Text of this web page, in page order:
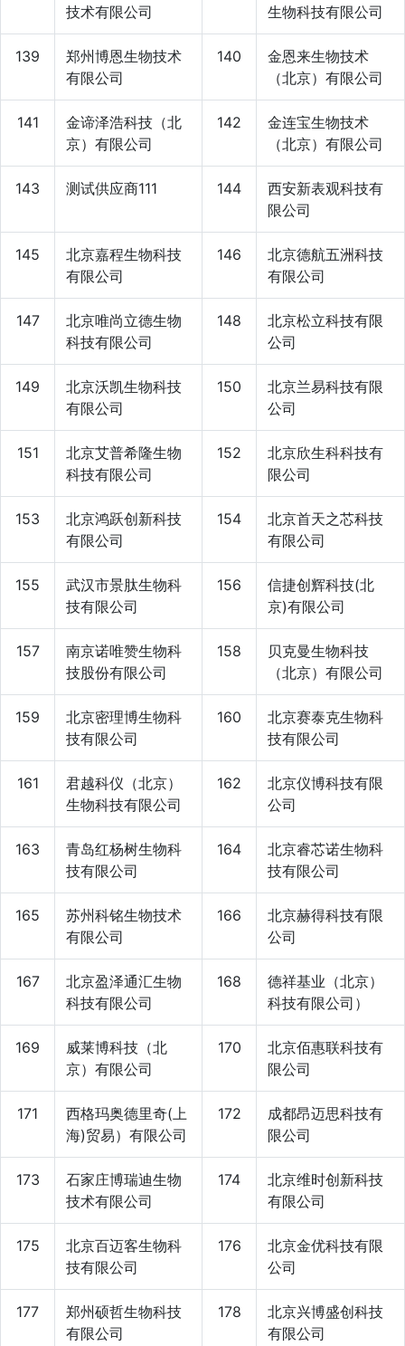
技术有限公司
生物科技有限公司
139
郑州博恩生物技术
有限公司
140
金恩来生物技术
（北京）有限公司
141
金谛泽浩科技（北
京）有限公司
142
金连宝生物技术
（北京）有限公司
143 测试供应商111 144
西安新表观科技有
限公司
145
北京嘉程生物科技
有限公司
146
北京德航五洲科技
有限公司
147
北京唯尚立德生物
科技有限公司
148
北京松立科技有限
公司
149
北京沃凯生物科技
有限公司
150
北京兰易科技有限
公司
151
北京艾普希隆生物
科技有限公司
152
北京欣生科科技有
限公司
153
北京鸿跃创新科技
有限公司
154
北京首天之芯科技
有限公司
155
武汉市景肽生物科
技有限公司
156
信捷创辉科技(北
京)有限公司
157
南京诺唯赞生物科
技股份有限公司
158
贝克曼生物科技
（北京）有限公司
159
北京密理博生物科
技有限公司
160
北京赛泰克生物科
技有限公司
161
君越科仪（北京）
生物科技有限公司
162
北京仪博科技有限
公司
163
青岛红杨树生物科
技有限公司
164
北京睿芯诺生物科
技有限公司
165
苏州科铭生物技术
有限公司
166
北京赫得科技有限
公司
167
北京盈泽通汇生物
科技有限公司
168
德祥基业（北京）
科技有限公司）
169
威莱博科技（北
京）有限公司
170
北京佰惠联科技有
限公司
171
西格玛奥德里奇(上
海)贸易）有限公司
172
成都昂迈思科技有
限公司
173
石家庄博瑞迪生物
技术有限公司
174
北京维时创新科技
有限公司
175
北京百迈客生物科
技有限公司
176
北京金优科技有限
公司
177
郑州硕哲生物科技
有限公司
178
北京兴博盛创科技
有限公司